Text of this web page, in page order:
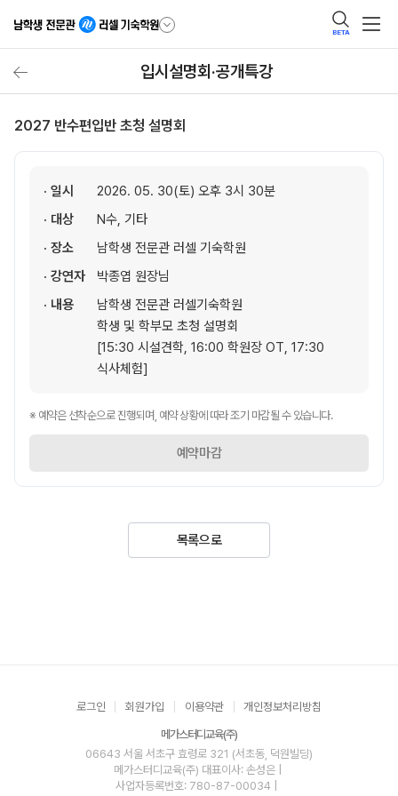
BETA
입시설명회·공개특강
2027 반수편입반 초청 설명회
· 일시
2026. 05. 30(토) 오후 3시 30분
· 대상
N수, 기타
· 장소
남학생 전문관 러셀 기숙학원
· 강연자
박종엽 원장님
· 내용
남학생 전문관 러셀기숙학원
학생 및 학부모 초청 설명회
[15:30 시설견학, 16:00 학원장 OT, 17:30
식사체험]
※ 예약은 선착순으로 진행되며, 예약 상황에 따라 조기 마감될 수 있습니다.
예약마감
목록으로
로그인 회원가입 이용약관 개인정보처리방침
메가스터디교육(주)
06643 서울 서초구 효령로 321 (서초동, 덕원빌딩)
메가스터디교육(주) 대표이사: 손성은 |
사업자등록번호: 780-87-00034